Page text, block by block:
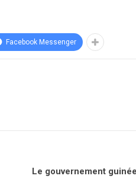
Facebook Messenger
Le gouvernement